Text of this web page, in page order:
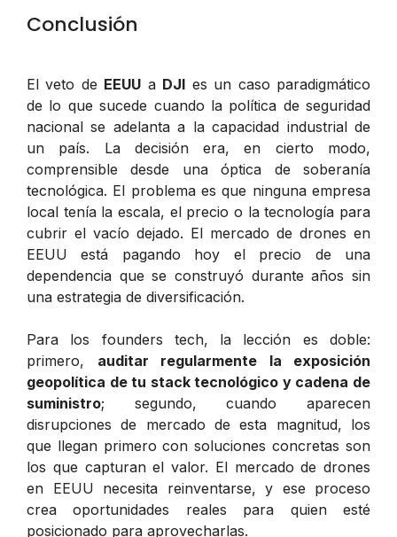
Conclusión
El veto de EEUU a DJI es un caso paradigmático
de lo que sucede cuando la política de seguridad
nacional se adelanta a la capacidad industrial de
un país. La decisión era, en cierto modo,
comprensible desde una óptica de soberanía
tecnológica. El problema es que ninguna empresa
local tenía la escala, el precio o la tecnología para
cubrir el vacío dejado. El mercado de drones en
EEUU está pagando hoy el precio de una
dependencia que se construyó durante años sin
una estrategia de diversificación.
Para los founders tech, la lección es doble:
primero, auditar regularmente la exposición
geopolítica de tu stack tecnológico y cadena de
suministro; segundo, cuando aparecen
disrupciones de mercado de esta magnitud, los
que llegan primero con soluciones concretas son
los que capturan el valor. El mercado de drones
en EEUU necesita reinventarse, y ese proceso
crea oportunidades reales para quien esté
posicionado para aprovecharlas.